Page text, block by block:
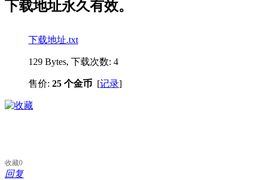
下载地址永久有效。
下载地址.txt
129 Bytes, 下载次数: 4
售价: 25 个金币 [记录]
收藏0
回复